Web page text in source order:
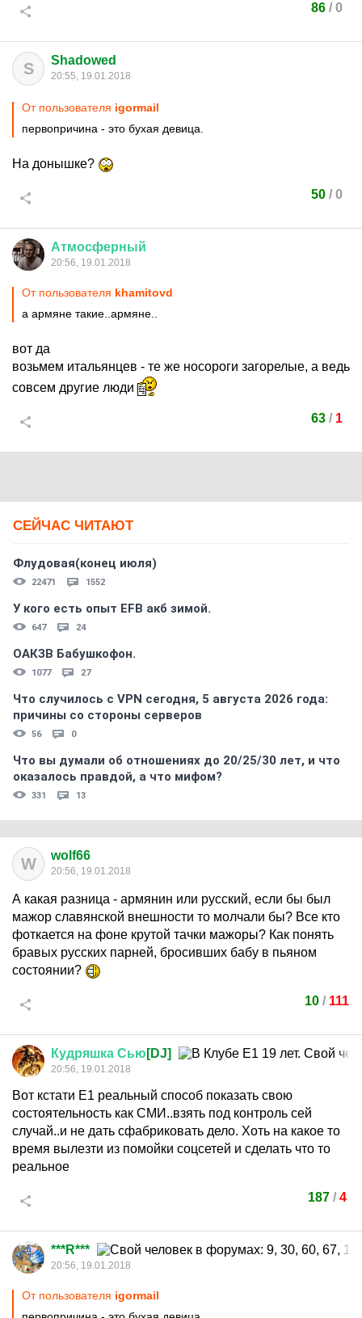
86 / 0
S Shadowed
20:55, 19.01.2018
От пользователя igormail
первопричина - это бухая девица.
На донышке?
50 / 0
Атмосферный
20:56, 19.01.2018
От пользователя khamitovd
а армяне такие..армяне..
вот да
возьмем итальянцев - те же носороги загорелые, а ведь
совсем другие люди
63 / 1
СЕЙЧАС ЧИТАЮТ
Флудовая(конец июля)
22471 1552
У кого есть опыт EFB акб зимой.
647 24
ОАКЗВ Бабушкофон.
1077 27
Что случилось с VPN сегодня, 5 августа 2026 года:
причины со стороны серверов
56 0
Что вы думали об отношениях до 20/25/30 лет, и что
оказалось правдой, а что мифом?
331 13
W wolf66
20:56, 19.01.2018
А какая разница - армянин или русский, если бы был
мажор славянской внешности то молчали бы? Все кто
фоткается на фоне крутой тачки мажоры? Как понять
бравых русских парней, бросивших бабу в пьяном
состоянии?
10 / 111
Кудряшка Сью [DJ]
20:56, 19.01.2018
Вот кстати Е1 реальный способ показать свою
состоятельность как СМИ..взять под контроль сей
случай..и не дать сфабриковать дело. Хоть на какое то
время вылезти из помойки соцсетей и сделать что то
реальное
187/ 4
***R***
20:56, 19.01.2018
От пользователя igormail